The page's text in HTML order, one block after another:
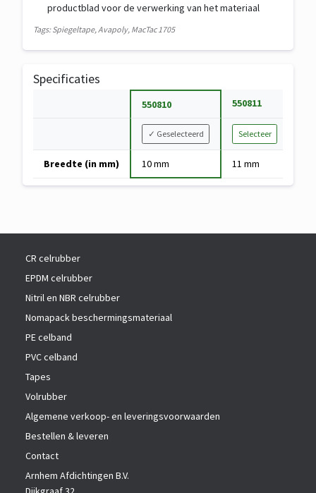
productblad voor de verwerking van het materiaal
Tags: Spiegeltape, Avapoly, MacTac 1705
Specificaties
Specificaties
Spiegel-
Avery
c
i
i
e
550810 550811
r
i
e
n
✓ Geselecteerd Selecteer
Breedte (in mm) 10 mm 11 mm
CR celrubber
EPDM celrubber
Nitril en NBR celrubber
Nomapack beschermingsmateriaal
PE celband
PVC celband
Tapes
Volrubber
Algemene verkoop- en leveringsvoorwaarden
Bestellen & leveren
Contact
Arnhem Afdichtingen B.V.